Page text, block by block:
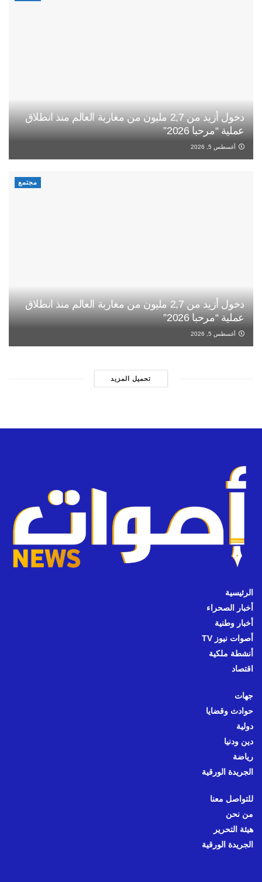
دخول أزيد من 2,7 مليون من مغاربة العالم منذ انطلاق
عملية “مرحبا 2026”
أغسطس 5, 2026
مجتمع
دخول أزيد من 2,7 مليون من مغاربة العالم منذ انطلاق
عملية “مرحبا 2026”
أغسطس 5, 2026
تحميل المزيد
الرئيسية
أخبار الصحراء
أخبار وطنية
أصوات نيوز TV
أنشطة ملكية
اقتصاد
جهات
حوادث وقضايا
دولية
دين ودنيا
رياضة
الجريدة الورقية
للتواصل معنا
من نحن
هيئة التحرير
الجريدة الورقية